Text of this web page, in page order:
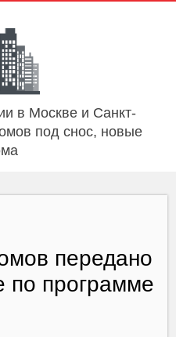
в Москве и Санкт-
под снос, новые
передано
по программе